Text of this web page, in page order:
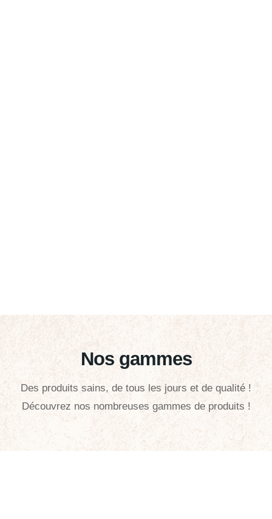
Nos gammes
Des produits sains, de tous les jours et de qualité !
Découvrez nos nombreuses gammes de produits !